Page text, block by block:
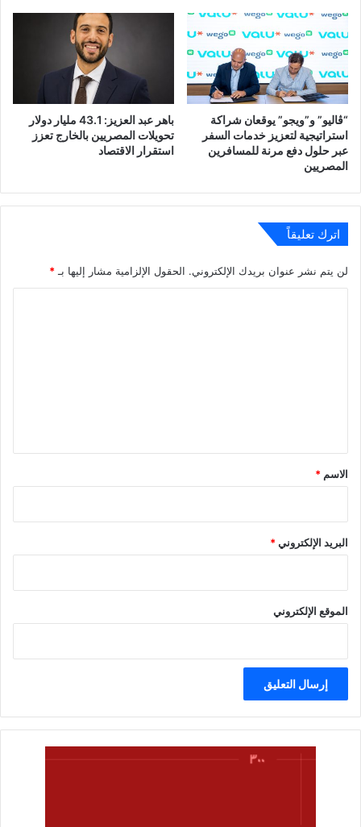
الرئيسية
لتطوير
برنامج
الشراكة
المستقبلية
بالتعاون
مع
المعنية
مصر،
وذلك
إطار
وزيرة
البرنامج
2027)،
الإطار
الاستراتيجي
للشراكة
بين
“ڤاليو” و”ويجو” يوقعان شراكة
استراتيجية لتعزيز خدمات السفر
عبر حلول دفع مرنة للمسافرين
المصريين
باهر عبد العزيز: 43.1 مليار دولار
تحويلات المصريين بالخارج تعزز
استقرار الاقتصاد
اترك تعليقاً
لن يتم نشر عنوان بريدك الإلكتروني. الحقول الإلزامية مشار إليها بـ *
*
الاسم *
البريد الإلكتروني*
الموقع الإلكتروني